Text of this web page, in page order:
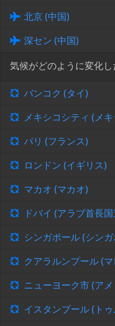
北京 (中国)
深セン (中国)
気候がどのように変化
バンコク (タイ)
メキシコシティ (メ
パリ (フランス)
ロンドン (イギリス)
マカオ (マカオ)
ドバイ (アラブ首長
シンガポール (シン
クアラルンプール (
ニューヨーク市 (ア
イスタンブール (ト